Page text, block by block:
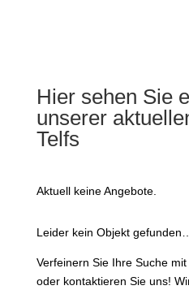
Hier sehen Sie
unserer
Telfs
Aktuell keine Angebote.
Leider kein Objekt gefunden…
Verfeinern Sie Ihre Suche
oder kontaktieren Sie uns!